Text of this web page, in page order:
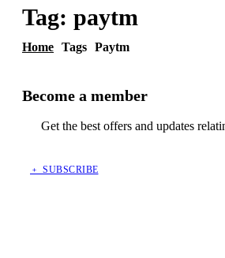
Tag: paytm
Home Tags Paytm
Become a member
Get the best offers and updates
﹢ SUBSCRIBE